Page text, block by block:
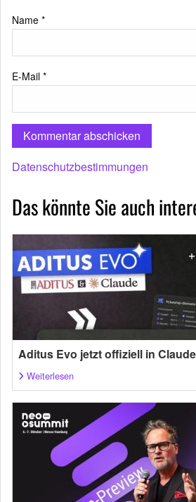
Name *
E-Mail *
Datenschutzbestimmungen
Das könnte Sie auch
Aditus Evo jetzt offiziell in
Weiterlesen